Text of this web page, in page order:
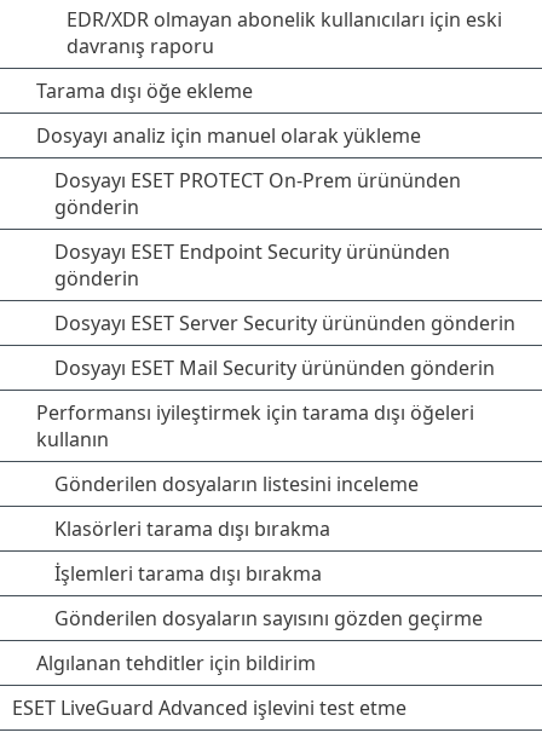
EDR/XDR olmayan abonelik kullanıcıları için eski
davranış raporu
Tarama dışı öğe ekleme
Dosyayı analiz için manuel olarak yükleme
Dosyayı ESET PROTECT On-Prem ürününden
gönderin
Dosyayı ESET Endpoint Security ürününden
gönderin
Dosyayı ESET Server Security ürününden gönderin
Dosyayı ESET Mail Security ürününden gönderin
Performansı iyileştirmek için tarama dışı öğeleri
kullanın
Gönderilen dosyaların listesini inceleme
Klasörleri tarama dışı bırakma
İşlemleri tarama dışı bırakma
Gönderilen dosyaların sayısını gözden geçirme
Algılanan tehditler için bildirim
ESET LiveGuard Advanced işlevini test etme